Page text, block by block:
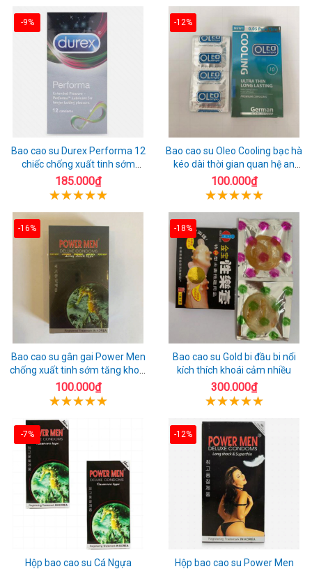
-9%
Bao cao su Durex Performa 12
chiếc chống xuất tinh sớm
chuẩn Thái Lan
185.000₫
-12%
Bao cao su Oleo Cooling bạc hà
kéo dài thời gian quan hệ an
toàn
100.000₫
-16%
Bao cao su gân gai Power Men
chống xuất tinh sớm tăng khoái
cảm
100.000₫
-18%
Bao cao su Gold bi đầu bi nổi
kích thích khoái cảm nhiều
300.000₫
-7%
Hộp bao cao su Cá Ngựa
-12%
Hộp bao cao su Power Men